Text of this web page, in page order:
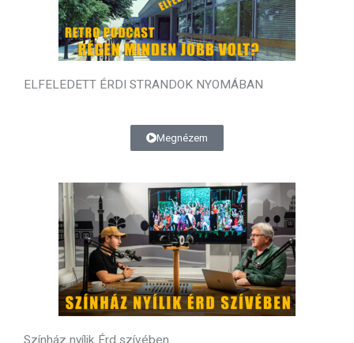
ELFELEDETT ÉRDI STRANDOK NYOMÁBAN
Megnézem
Színház nyílik Érd szívében